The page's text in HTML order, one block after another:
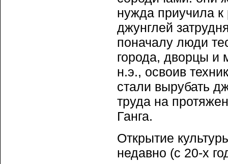
нужда приучила к
джунглей
поначалу люди
города, дворцы и
н.э., освоив
стали вырубать
труда на
Ганга.
Открытие
недавно (с 20-х